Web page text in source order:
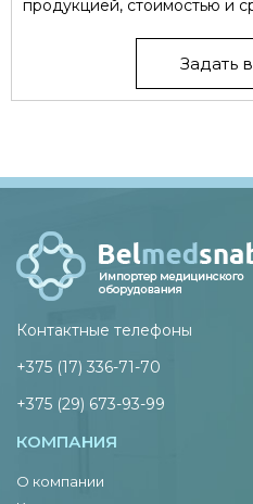
продукцией, стоимостью и
Задать
Контактные телефоны
+375 (17) 336-71-70
+375 (29) 673-93-99
КОМПАНИЯ
О компании